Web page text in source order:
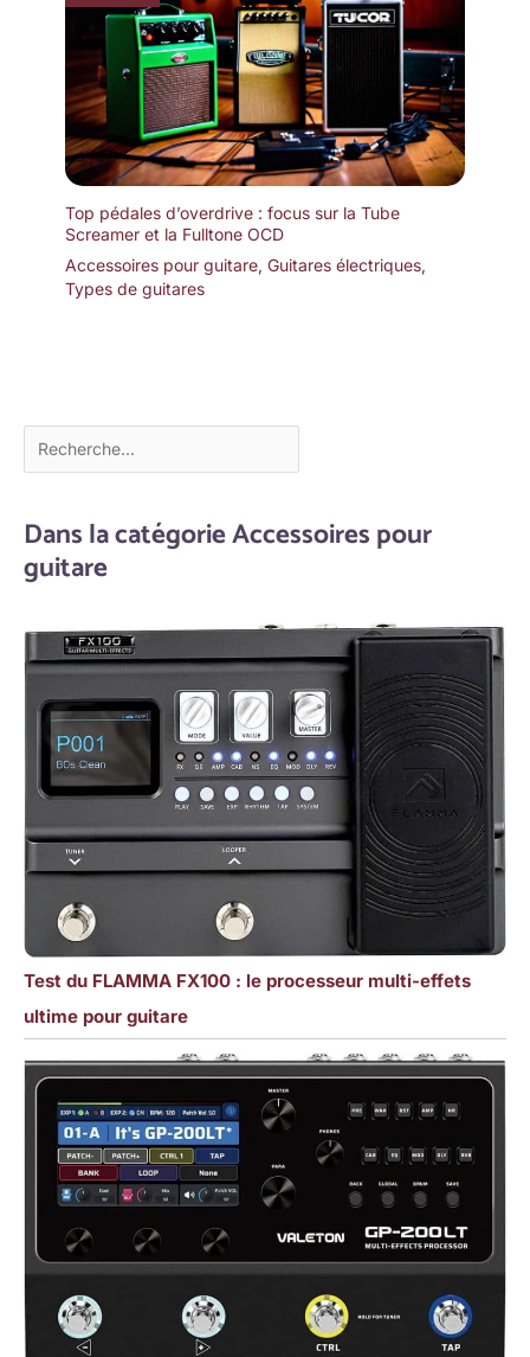
Top pédales d’overdrive : focus sur la Tube
Screamer et la Fulltone OCD
Accessoires pour guitare, Guitares électriques,
Types de guitares
Dans la catégorie Accessoires pour
guitare
Test du FLAMMA FX100 : le processeur multi-effets
ultime pour guitare